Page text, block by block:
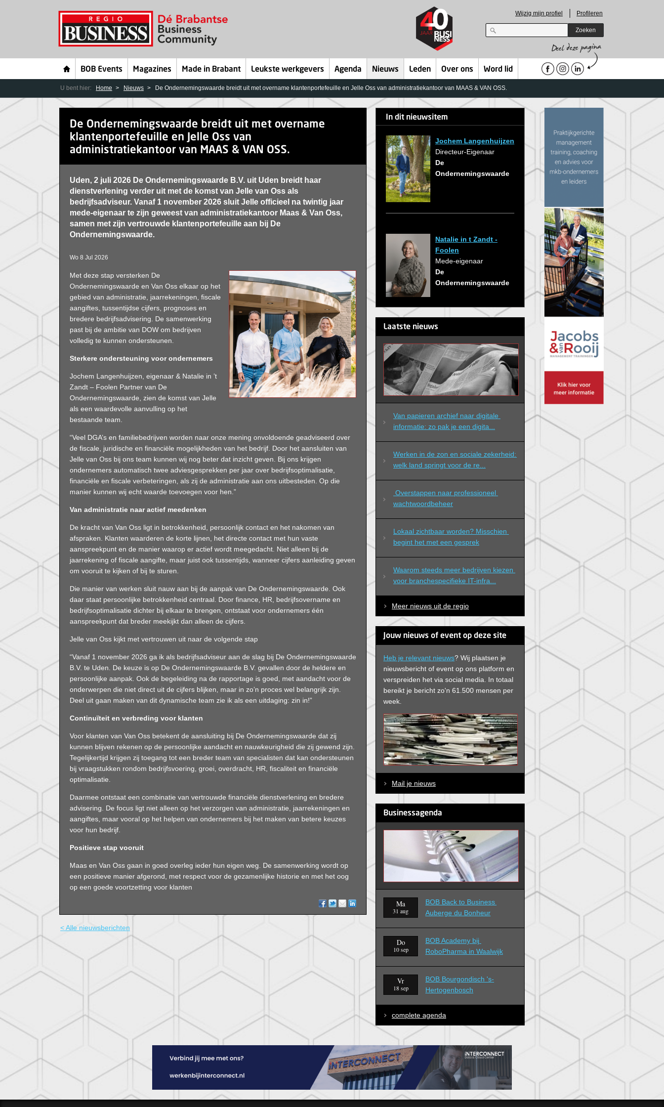
Wijzig mijn profiel Profileren
Zoeken
BOB Events Magazines Made in Brabant Leukste werkgevers Agenda Nieuws Leden Over ons Word lid
U bent hier: Home Nieuws De Ondernemingswaarde breidt uit met overname klantenportefeuille en Jelle Oss van administratiekantoor van MAAS & VAN OSS.
De Ondernemingswaarde breidt uit met overname
klantenportefeuille en Jelle Oss van
administratiekantoor van MAAS & VAN OSS.
Uden, 2 juli 2026 De Ondernemingswaarde B.V. uit Uden breidt haar
dienstverlening verder uit met de komst van Jelle van Oss als
bedrijfsadviseur. Vanaf 1 november 2026 sluit Jelle officieel na twintig jaar
mede-eigenaar te zijn geweest van administratiekantoor Maas & Van Oss,
samen met zijn vertrouwde klantenportefeuille aan bij De
Ondernemingswaarde.
Wo 8 Jul 2026
Met deze stap versterken De
Ondernemingswaarde en Van Oss elkaar op het
gebied van administratie, jaarrekeningen, fiscale
aangiftes, tussentijdse cijfers, prognoses en
bredere bedrijfsadvisering. De samenwerking
past bij de ambitie van DOW om bedrijven
volledig te kunnen ondersteunen.
Sterkere ondersteuning voor ondernemers
Jochem Langenhuijzen, eigenaar & Natalie in ’t
Zandt – Foolen Partner van De
Ondernemingswaarde, zien de komst van Jelle
als een waardevolle aanvulling op het
bestaande team.
“Veel DGA’s en familiebedrijven worden naar onze mening onvoldoende geadviseerd over
de fiscale, juridische en financiële mogelijkheden van het bedrijf. Door het aansluiten van
Jelle van Oss bij ons team kunnen wij nog beter dat inzicht geven. Bij ons krijgen
ondernemers automatisch twee adviesgesprekken per jaar over bedrijfsoptimalisatie,
financiële en fiscale verbeteringen, als zij de administratie aan ons uitbesteden. Op die
manier kunnen wij echt waarde toevoegen voor hen.”
Van administratie naar actief meedenken
De kracht van Van Oss ligt in betrokkenheid, persoonlijk contact en het nakomen van
afspraken. Klanten waarderen de korte lijnen, het directe contact met hun vaste
aanspreekpunt en de manier waarop er actief wordt meegedacht. Niet alleen bij de
jaarrekening of fiscale aangifte, maar juist ook tussentijds, wanneer cijfers aanleiding geven
om vooruit te kijken of bij te sturen.
Die manier van werken sluit nauw aan bij de aanpak van De Ondernemingswaarde. Ook
daar staat persoonlijke betrokkenheid centraal. Door finance, HR, bedrijfsovername en
bedrijfsoptimalisatie dichter bij elkaar te brengen, ontstaat voor ondernemers één
aanspreekpunt dat breder meekijkt dan alleen de cijfers.
Jelle van Oss kijkt met vertrouwen uit naar de volgende stap
“Vanaf 1 november 2026 ga ik als bedrijfsadviseur aan de slag bij De Ondernemingswaarde
B.V. te Uden. De keuze is op De Ondernemingswaarde B.V. gevallen door de heldere en
persoonlijke aanpak. Ook de begeleiding na de rapportage is goed, met aandacht voor de
onderwerpen die niet direct uit de cijfers blijken, maar in zo’n proces wel belangrijk zijn.
Deel uit gaan maken van dit dynamische team zie ik als een uitdaging: zin in!”
Continuïteit en verbreding voor klanten
Voor klanten van Van Oss betekent de aansluiting bij De Ondernemingswaarde dat zij
kunnen blijven rekenen op de persoonlijke aandacht en nauwkeurigheid die zij gewend zijn.
Tegelijkertijd krijgen zij toegang tot een breder team van specialisten dat kan ondersteunen
bij vraagstukken rondom bedrijfsvoering, groei, overdracht, HR, fiscaliteit en financiële
optimalisatie.
Daarmee ontstaat een combinatie van vertrouwde financiële dienstverlening en bredere
advisering. De focus ligt niet alleen op het verzorgen van administratie, jaarrekeningen en
aangiftes, maar vooral op het helpen van ondernemers bij het maken van betere keuzes
voor hun bedrijf.
Positieve stap vooruit
Maas en Van Oss gaan in goed overleg ieder hun eigen weg. De samenwerking wordt op
een positieve manier afgerond, met respect voor de gezamenlijke historie en met het oog
op een goede voortzetting voor klanten
< Alle nieuwsberichten
In dit nieuwsitem
Jochem Langenhuijzen
Directeur-Eigenaar
De
Ondernemingswaarde
Natalie in t Zandt -
Foolen
Mede-eigenaar
De
Ondernemingswaarde
Laatste nieuws
Van papieren archief naar digitale
informatie: zo pak je een digita...
Werken in de zon en sociale zekerheid:
welk land springt voor de re...
wachtwoordbeheer
Lokaal zichtbaar worden? Misschien
begint het met een gesprek
Waarom steeds meer bedrijven kiezen
voor branchespecifieke IT-infra...
Meer nieuws uit de regio
Jouw nieuws of event op deze site
Heb je relevant nieuws? Wij plaatsen je
nieuwsbericht of event op ons platform en
verspreiden het via social media. In totaal
bereikt je bericht zo'n 61.500 mensen per
week.
Mail je nieuws
Businessagenda
Ma
31 aug
BOB Back to Business
Auberge du Bonheur
Do
10 sep
BOB Academy bij
RoboPharma in Waalwijk
Vr
18 sep
BOB Bourgondisch 's-
Hertogenbosch
complete agenda